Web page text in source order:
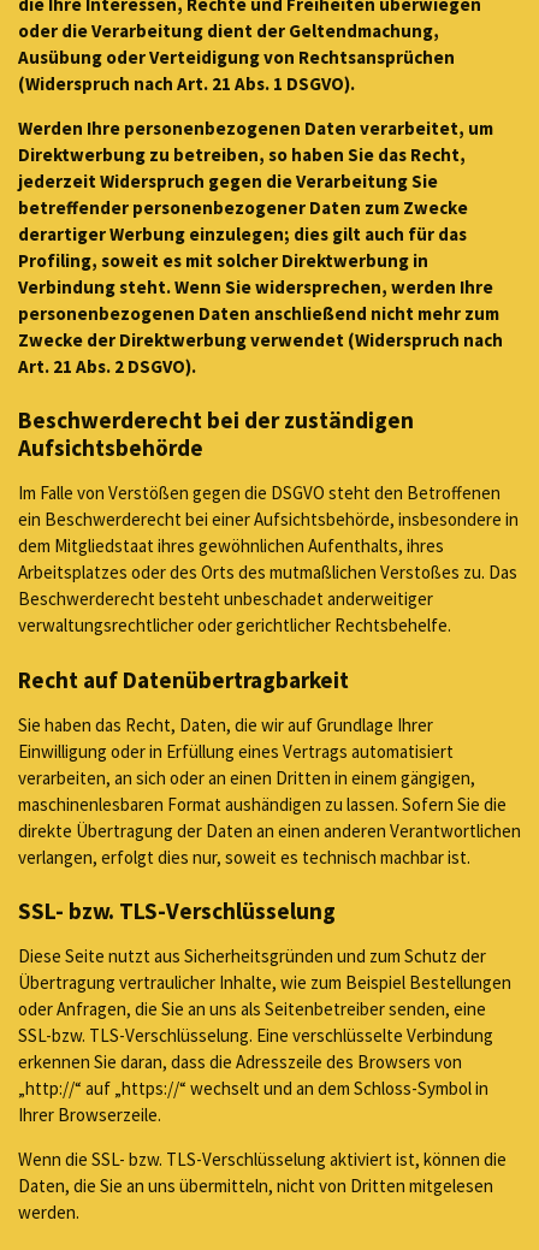
oder die Verarbeitung dient der Geltendmachung,
Ausübung oder Verteidigung von Rechtsansprüchen
(Widerspruch nach Art. 21 Abs. 1 DSGVO).
Werden Ihre personenbezogenen Daten verarbeitet, um
Direktwerbung zu betreiben, so haben Sie das Recht,
jederzeit Widerspruch gegen die Verarbeitung Sie
betreffender personenbezogener Daten zum Zwecke
derartiger Werbung einzulegen; dies gilt auch für das
Profiling, soweit es mit solcher Direktwerbung in
Verbindung steht. Wenn Sie widersprechen, werden Ihre
personenbezogenen Daten anschließend nicht mehr zum
Zwecke der Direktwerbung verwendet (Widerspruch nach
Art. 21 Abs. 2 DSGVO).
Beschwerderecht bei der zuständigen
Aufsichtsbehörde
Im Falle von Verstößen gegen die DSGVO steht den Betroffenen
ein Beschwerderecht bei einer Aufsichtsbehörde, insbesondere in
dem Mitgliedstaat ihres gewöhnlichen Aufenthalts, ihres
Arbeitsplatzes oder des Orts des mutmaßlichen Verstoßes zu. Das
Beschwerderecht besteht unbeschadet anderweitiger
verwaltungsrechtlicher oder gerichtlicher Rechtsbehelfe.
Recht auf Datenübertragbarkeit
Sie haben das Recht, Daten, die wir auf Grundlage Ihrer
Einwilligung oder in Erfüllung eines Vertrags automatisiert
verarbeiten, an sich oder an einen Dritten in einem gängigen,
maschinenlesbaren Format aushändigen zu lassen. Sofern Sie die
direkte Übertragung der Daten an einen anderen Verantwortlichen
verlangen, erfolgt dies nur, soweit es technisch machbar ist.
SSL- bzw. TLS-Verschlüsselung
Diese Seite nutzt aus Sicherheitsgründen und zum Schutz der
Übertragung vertraulicher Inhalte, wie zum Beispiel Bestellungen
oder Anfragen, die Sie an uns als Seitenbetreiber senden, eine
SSL-bzw. TLS-Verschlüsselung. Eine verschlüsselte Verbindung
erkennen Sie daran, dass die Adresszeile des Browsers von
„http://“ auf „https://“ wechselt und an dem Schloss-Symbol in
Ihrer Browserzeile.
Wenn die SSL- bzw. TLS-Verschlüsselung aktiviert ist, können die
Daten, die Sie an uns übermitteln, nicht von Dritten mitgelesen
werden.